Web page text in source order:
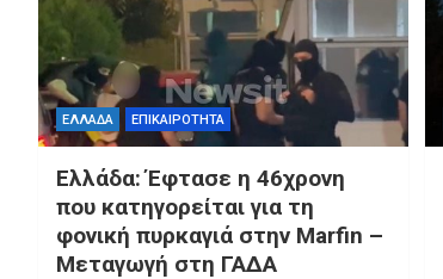
ΕΛΛΑΔΑ ΕΠΙΚΑΙΡΟΤΗΤΑ
Ελλάδα: Έφτασε η 46χρονη
που κατηγορείται για τη
φονική πυρκαγιά στην Marfin –
Μεταγωγή στη ΓΑΔΑ